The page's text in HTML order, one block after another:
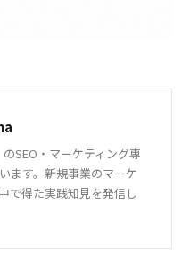
SEO・マーケティング専
ます。新規事業のマーケ
で得た実践知見を発信し